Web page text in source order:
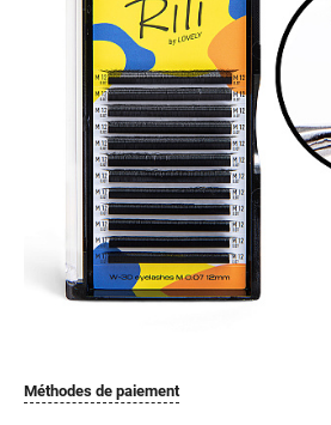
Méthodes de paiement